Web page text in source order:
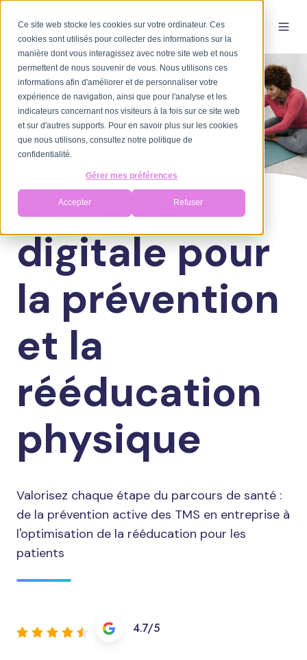
Ce site web stocke les cookies sur votre ordinateur. Ces
cookies sont utilisés pour collecter des informations sur la
manière dont vous interagissez avec notre site web et nous
permettent de nous souvenir de vous. Nous utilisons ces
informations afin d'améliorer et de personnaliser votre
expérience de navigation, ainsi que pour l'analyse et les
indicateurs concernant nos visiteurs à la fois sur ce site web
et sur d'autres supports. Pour en savoir plus sur les cookies
que nous utilisons, consultez notre politique de
confidentialité.
Gérer mes préférences
Accepter Refuser
FR-FR
Votre
clinique
digitale pour
la prévention
et la
rééducation
physique
Valorisez chaque étape du parcours de santé :
de la prévention active des TMS en entreprise à
l'optimisation de la rééducation pour les
patients
4.7/5